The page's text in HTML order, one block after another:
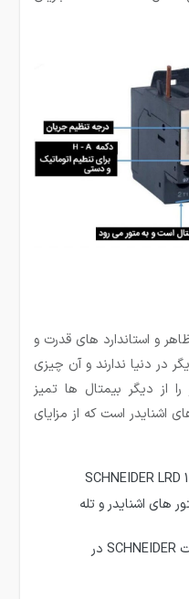
و استاندارد های قدرت و
در دنیا ندارند و آن چیزی
از دیگر بیمتال ها تمیز
است که از مزایای
SCHNEIDER LRD
های اشنایدر و تله
SCHNEIDER در